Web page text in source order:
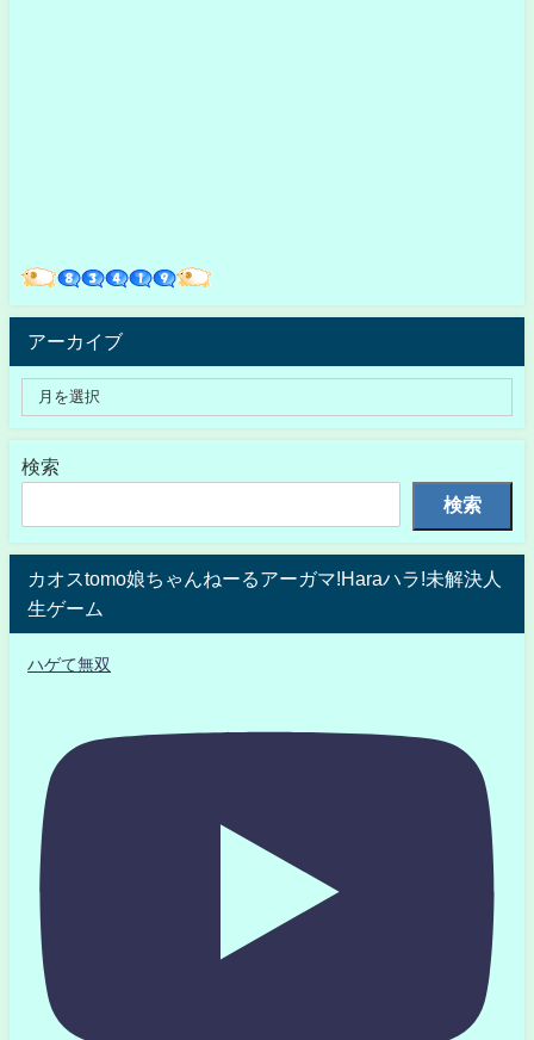
アーカイブ
検索
検索
カオスtomo娘ちゃんねーるアーガマ!Haraハラ!未解決人
生ゲーム
ハゲて無双